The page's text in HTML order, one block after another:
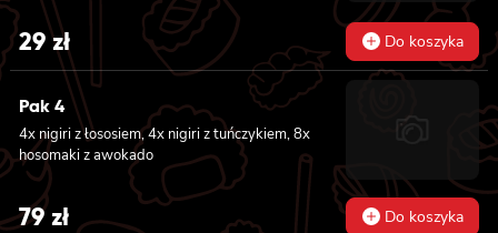
29zł Do koszyka
Pak 4
4x nigiri z łososiem, 4x nigiri z tuńczykiem, 8x
hosomaki z awokado
79zł Do koszyka